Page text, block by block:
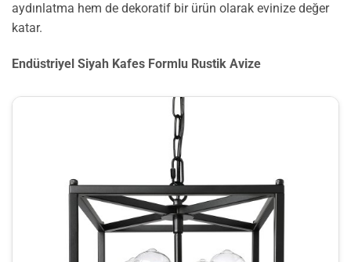
aydınlatma hem de dekoratif bir ürün olarak evinize değer
katar.
Endüstriyel Siyah Kafes Formlu Rustik Avize